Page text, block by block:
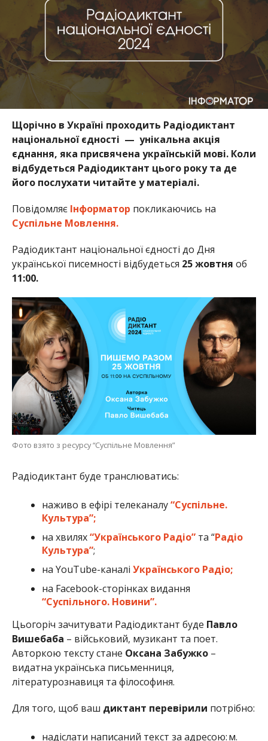
Щорічно в Україні проходить Радіодиктант
національної єдності — унікальна акція
єднання, яка присвячена українській мові. Коли
відбудеться Радіодиктант цього року та де
його послухати читайте у матеріалі.
Повідомляє Інформатор покликаючись на
Суспільне Мовлення.
Радіодиктант національної єдності до Дня
української писемності відбудеться 25 жовтня об
11:00.
Фото взято з ресурсу “Суспільне Мовлення”
Радіодиктант буде транслюватись:
наживо в ефірі телеканалу“Суспільне.
Культура”;
на хвилях“Українського Радіо”та “Радіо
Культура”;
на YouTube-каналі Українського Радіо;
на Facebook-сторінках видання
“Суспільного. Новини”.
Цьогоріч зачитувати Радіодиктант буде Павло
Вишебаба – військовий, музикант та поет.
Авторкою тексту стане Оксана Забужко–
видатна українська письменниця,
літературознавиця та філософиня.
Для того, щоб ваш диктант перевірили потрібно:
надіслати написаний текст за адресою: м.